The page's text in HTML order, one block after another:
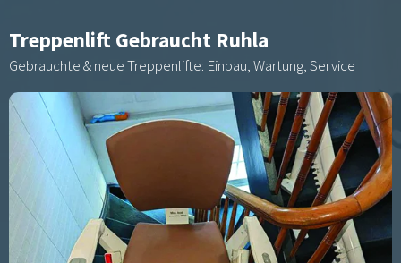
Treppenlift Gebraucht Ruhla
Gebrauchte & neue Treppenlifte: Einbau, Wartung, Service